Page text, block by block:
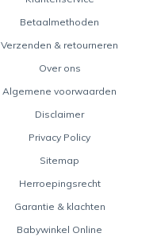
Betaalmethoden
Verzenden & retourneren
Over ons
Algemene voorwaarden
Disclaimer
Privacy Policy
Sitemap
Herroepingsrecht
Garantie & klachten
Babywinkel Online